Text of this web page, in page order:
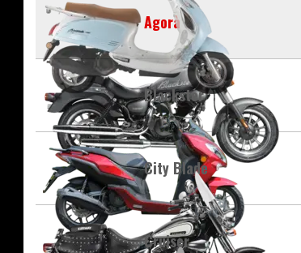
Agorà
Blackster
City Blade
Cruiser